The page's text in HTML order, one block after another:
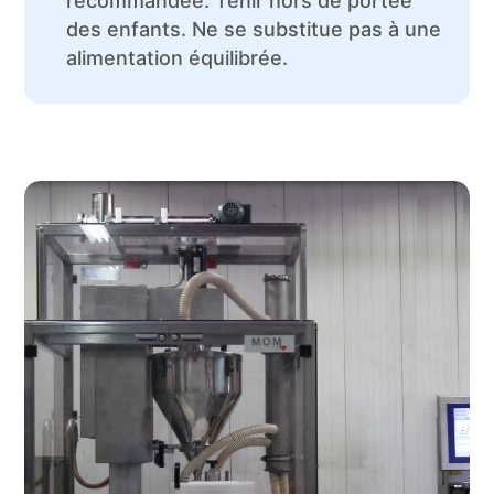
des enfants. Ne se substitue pas à une
alimentation équilibrée.